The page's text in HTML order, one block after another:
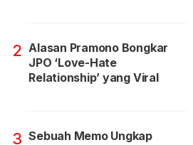
2 Alasan Pramono Bongkar
JPO ‘Love-Hate
Relationship’ yang Viral
3 Sebuah Memo Ungkap